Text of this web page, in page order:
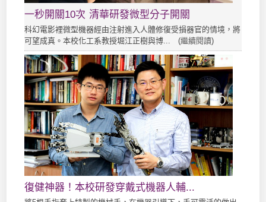
一秒開關10次 清華研發微型分子開關
科幻電影裡微型機器經由注射進入人體修復受損器官的情境，將
可望成真。本校化工系教授堀江正樹與博... (繼續閱讀)
復健神器！本校研發穿戴式機器人輔...